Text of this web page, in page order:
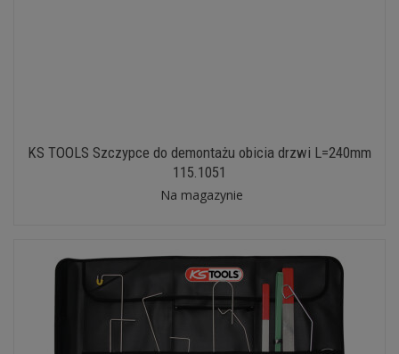
KS TOOLS Szczypce do demontażu obicia drzwi L=240mm
115.1051
Na magazynie